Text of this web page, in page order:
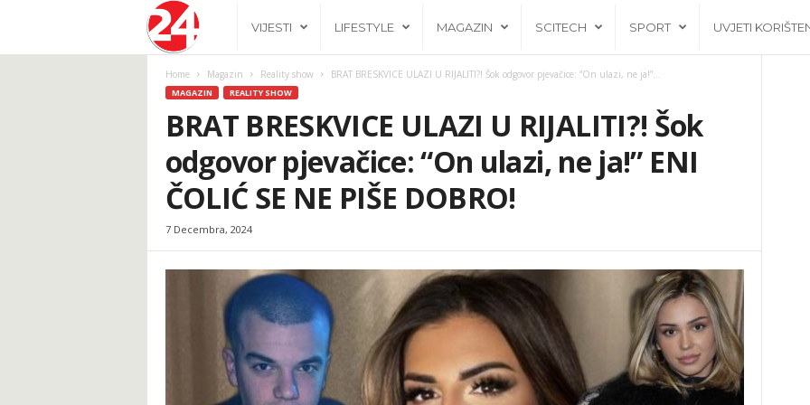
.
b
a
VIJESTI LIFESTYLE MAGAZIN SCITECH SPORT UVJETI
Home Magazin Reality show BRAT BRESKVICE ULAZI U RIJALITI?! Šok odgovor pjevačice: “On ulazi, ne ja!”...
MAGAZIN REALITY SHOW
BRAT BRESKVICE ULAZI U RIJALITI?! Šok
odgovor pjevačice: “On ulazi, ne ja!” ENI
ČOLIĆ SE NE PIŠE DOBRO!
7 Decembra, 2024